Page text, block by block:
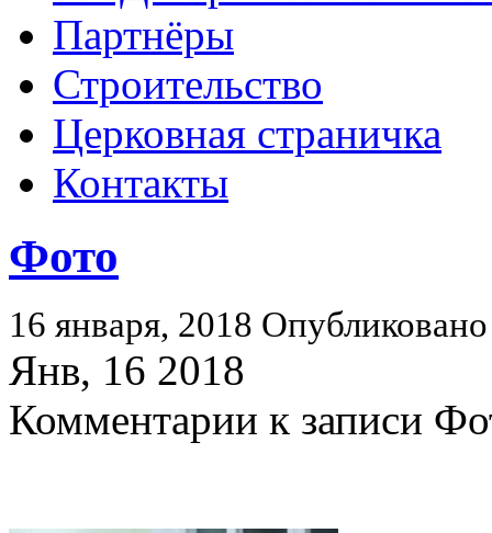
Партнёры
Строительство
Церковная страничка
Контакты
Фото
16 января, 2018
Янв, 16 2018
Комментарии к записи